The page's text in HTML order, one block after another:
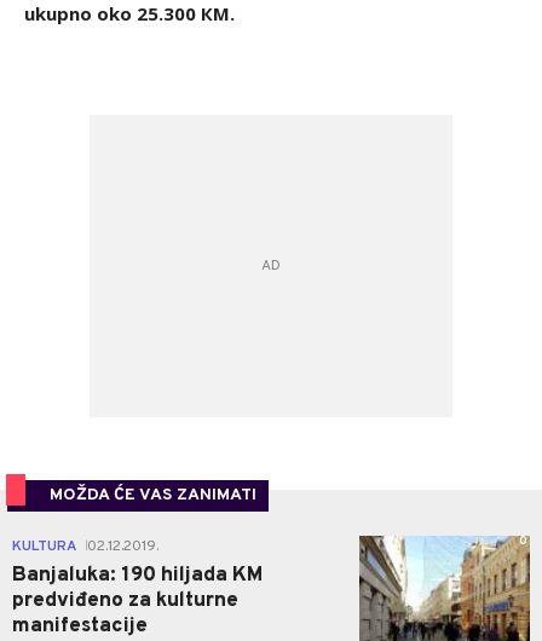
ukupno oko 25.300 КM.
MOŽDA ĆE VAS ZANIMATI
KULTURA 02.12.2019.
Banjaluka: 190 hiljada KM
predviđeno za kulturne
manifestacije
0